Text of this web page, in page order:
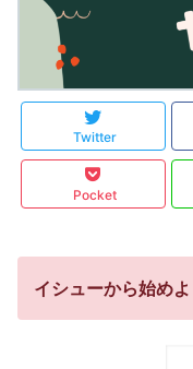
Twitter
Pocket
イシューから始めよ